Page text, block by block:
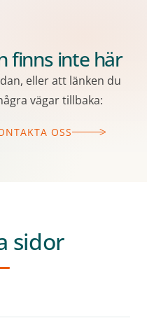
finns inte här
eller att länken du
vägar tillbaka:
OSS
sidor